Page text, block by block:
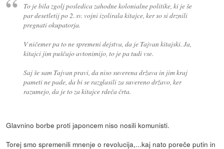
To je bila zgolj posledica zahodne kolonialne politike, ki je še
par desetletij po 2. sv. vojni izolirala kitajce, ker so si drznili
pregnati okupatorja.
V ničemer pa to ne spremeni dejstva, da je Tajvan kitajski. Ja,
kitajci jim puščajo avtonimijo, to je pa tudi vse.
Saj še sam Tajvan pravi, da niso suverena država in jim kraj
pameti ne pade, da bi se razglasili za suvereno državo, ker
razumejo, da je to za kitajce rdeča črta.
Glavnino borbe proti japoncem niso nosili komunisti.
Torej smo spremenili mnenje o revolucija,...kaj nato poreče putin in